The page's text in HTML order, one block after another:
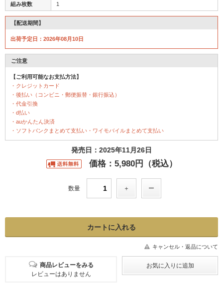
組み枚数 1
【配送期間】
出荷予定日：2026年08月10日
ご注意
【ご利用可能なお支払方法】
・クレジットカード
・後払い（コンビニ・郵便振替・銀行振込）
・代金引換
・d払い
・auかんたん決済
・ソフトバンクまとめて支払い・ワイモバイルまとめて支払い
発売日：2025年11月26日
価格：5,980円（税込）
数量
キャンセル・返品について
商品レビューをみる
レビューはありません